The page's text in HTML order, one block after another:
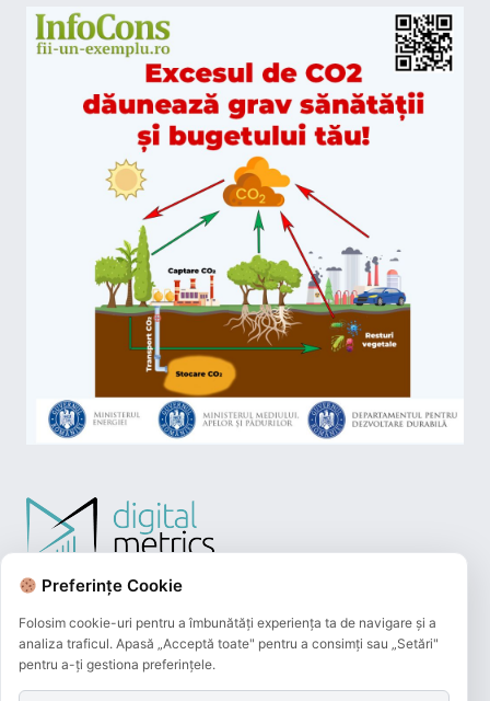
Preferințe Cookie
Folosim cookie-uri pentru a îmbunătăți experiența ta de navigare și a
analiza traficul. Apasă „Acceptă toate" pentru a consimți sau „Setări"
pentru a-ți gestiona preferințele.